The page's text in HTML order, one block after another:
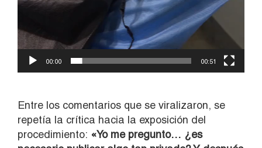
00:00 00:51
Entre los comentarios que se viralizaron, se
repetía la crítica hacia la exposición del
procedimiento: «Yo me pregunto… ¿es